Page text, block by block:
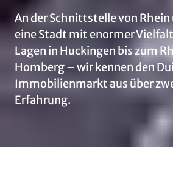
An der Schnittstelle von
eine Stadt mit enormer
Lagen in Huckingen bis zum
Homberg – wir kennen den
Immobilienmarkt aus über
Erfahrung.